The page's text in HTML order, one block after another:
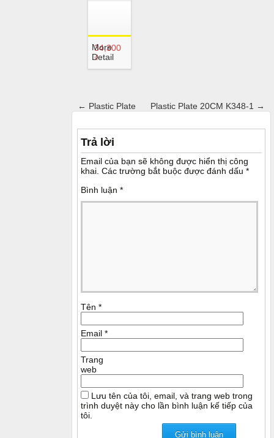
34,300
₫
More
Detail
← Plastic Plate Plastic Plate 20CM K348-1 →
Trả lời
Email của bạn sẽ không được hiển thị công
khai. Các trường bắt buộc được đánh dấu *
Bình luận *
Tên *
Email *
Trang
web
Lưu tên của tôi, email, và trang web trong
trình duyệt này cho lần bình luận kế tiếp của
tôi.